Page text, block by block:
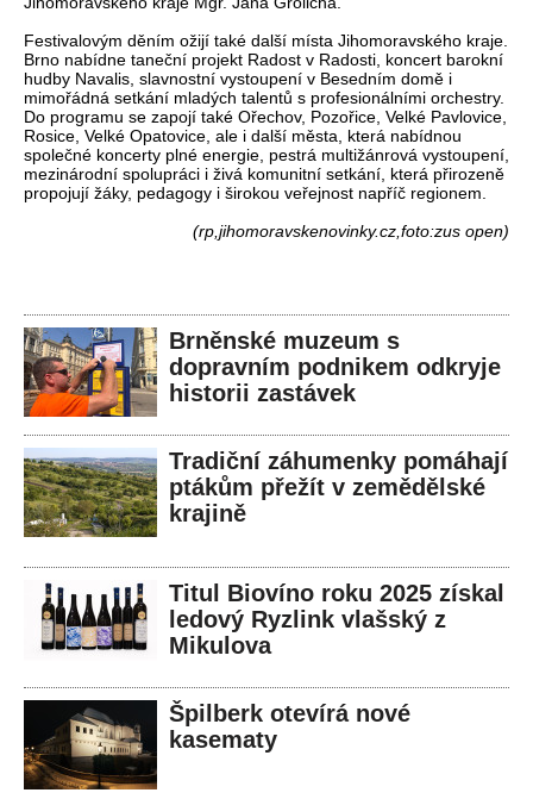
Festivalovým děním ožijí také další místa Jihomoravského kraje.
Brno nabídne taneční projekt Radost v Radosti, koncert barokní
hudby Navalis, slavnostní vystoupení v Besedním domě i
mimořádná setkání mladých talentů s profesionálními orchestry.
Do programu se zapojí také Ořechov, Pozořice, Velké Pavlovice,
Rosice, Velké Opatovice, ale i další města, která nabídnou
společné koncerty plné energie, pestrá multižánrová vystoupení,
mezinárodní spolupráci i živá komunitní setkání, která přirozeně
propojují žáky, pedagogy i širokou veřejnost napříč regionem.
(rp,jihomoravskenovinky.cz,foto:zus open)
Brněnské muzeum s
dopravním podnikem odkryje
historii zastávek
Tradiční záhumenky pomáhají
ptákům přežít v zemědělské
krajině
Titul Biovíno roku 2025 získal
ledový Ryzlink vlašský z
Mikulova
Špilberk otevírá nové
kasematy